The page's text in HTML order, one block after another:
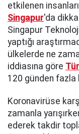
etkilenen
Singapur'da
Singapur
yaptığı
ülkelerde ne
iddiasına göre
120 günden fazla
Koronavirüse
zamanla
ederek takdir